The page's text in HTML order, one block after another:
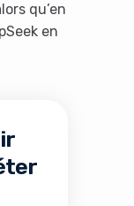
qu’en
en